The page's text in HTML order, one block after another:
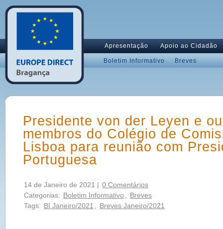
Apresentação Apoio ao Cidadão
Boletim Informativo Breves
Presidente von der Leyen e
membros do Colégio de
Lisboa para reunião com
Portuguesa
14 de Janeiro de 2021 | 0 Comentários
Categorias: Boletim Informativo
Breves
Tags: BI Janeiro/2021 Breves Janeiro/2021